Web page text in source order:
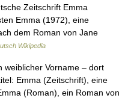
Zeitschrift Emma
Emma (1972), eine
dem Roman von Jane
Wikipedia
Vorname – dort
Emma (Zeitschrift), eine
(Roman), ein Roman von